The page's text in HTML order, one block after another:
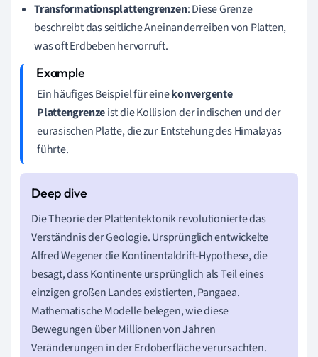
Transformationsplattengrenzen: Diese Grenze
beschreibt das seitliche Aneinanderreiben von Platten,
was oft Erdbeben hervorruft.
Ein häufiges Beispiel für einekonvergente
Plattengrenzeist die Kollision der indischen und der
eurasischen Platte, die zur Entstehung des Himalayas
führte.
Die Theorie der Plattentektonik revolutionierte das
Verständnis der Geologie. Ursprünglich entwickelte
Alfred Wegener die Kontinentaldrift-Hypothese, die
besagt, dass Kontinente ursprünglich als Teil eines
einzigen großen Landes existierten, Pangaea.
Mathematische Modelle belegen, wie diese
Bewegungen über Millionen von Jahren
Veränderungen in der Erdoberfläche verursachten.